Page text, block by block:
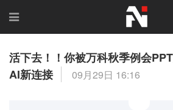
活下去！！你被万科秋季例会
AI新连接
09月29日 16:16